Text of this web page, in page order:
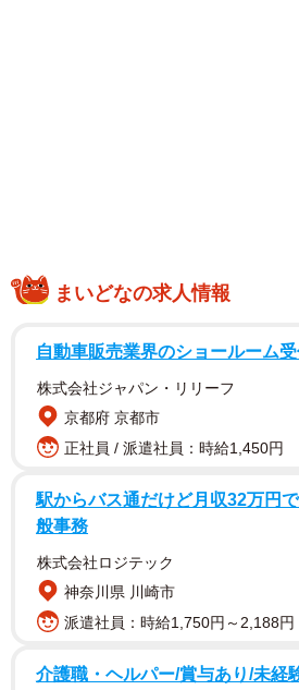
【今井春花さんプロフィール】
いまいさくら 26歳 1999年3月30
身 T160 趣味：星を眺めること、
月にウェザーマップ所属となる。
まいどなの求人情報
自動車販売業界のショールーム
株式会社ジャパン・リリーフ
京都府 京都市
正社員 / 派遣社員：時給1,450円
駅からバス通だけど月収32万円
般事務
株式会社ロジテック
神奈川県 川崎市
派遣社員：時給1,750円～2,188円
介護職・ヘルパー/賞与あり/未経